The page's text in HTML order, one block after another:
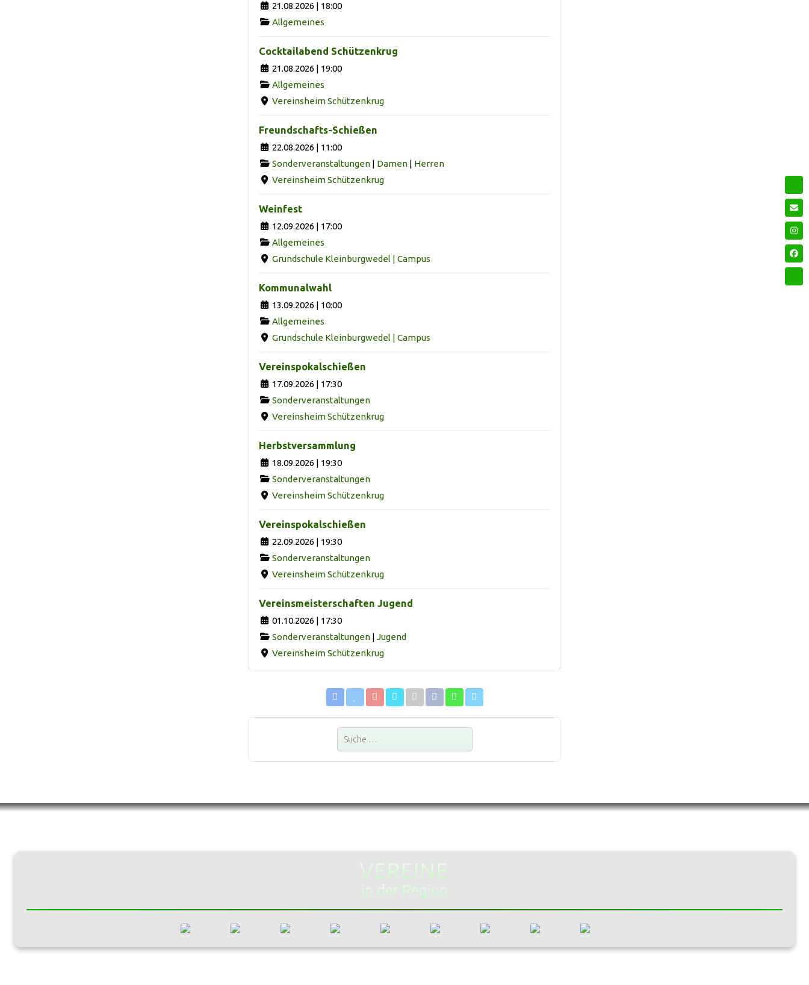
21.08.2026 | 18:00
Allgemeines
Cocktailabend Schützenkrug
21.08.2026 | 19:00
Allgemeines
Vereinsheim Schützenkrug
Freundschafts-Schießen
22.08.2026 | 11:00
Sonderveranstaltungen| Damen| Herren
Vereinsheim Schützenkrug
Weinfest
12.09.2026 | 17:00
Allgemeines
Grundschule Kleinburgwedel | Campus
Kommunalwahl
13.09.2026 | 10:00
Allgemeines
Grundschule Kleinburgwedel | Campus
Vereinspokalschießen
17.09.2026 | 17:30
Sonderveranstaltungen
Vereinsheim Schützenkrug
Herbstversammlung
18.09.2026 | 19:30
Sonderveranstaltungen
Vereinsheim Schützenkrug
Vereinspokalschießen
22.09.2026 | 19:30
Sonderveranstaltungen
Vereinsheim Schützenkrug
Vereinsmeisterschaften Jugend
01.10.2026 | 17:30
Sonderveranstaltungen| Jugend
Vereinsheim Schützenkrug
Suchen
VEREINE
in der Region